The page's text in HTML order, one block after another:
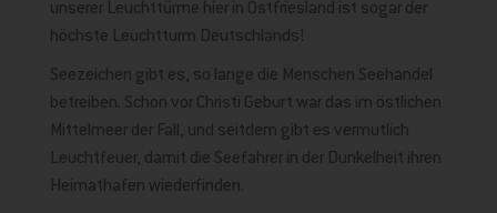
unserer Leuchttürme hier in Ostfriesland ist sogar der
höchste Leuchtturm Deutschlands!
Seezeichen gibt es, so lange die Menschen Seehandel
betreiben. Schon vor Christi Geburt war das im östlichen
Mittelmeer der Fall, und seitdem gibt es vermutlich
Leuchtfeuer, damit die Seefahrer in der Dunkelheit ihren
Heimathafen wiederfinden.